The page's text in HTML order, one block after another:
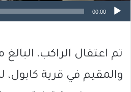
00:00
والمقيم في قرية كابول،